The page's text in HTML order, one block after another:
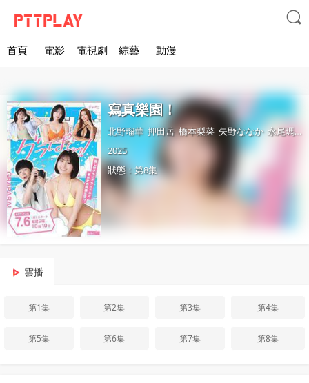

首頁 電影 電視劇 綜藝 動漫
寫真樂園！
北野瑠華 押田岳 橋本梨菜 矢野ななか 永尾瑪利亞
2025
狀態：第8集
雲播
第1集 第2集 第3集 第4集
第5集 第6集 第7集 第8集